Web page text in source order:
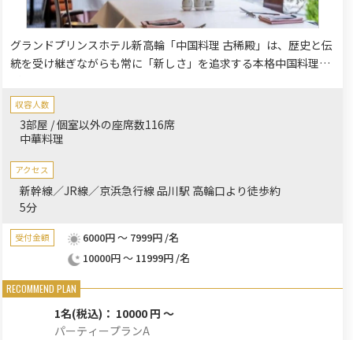
グランドプリンスホテル新高輪「中国料理 古稀殿」は、歴史と伝
統を受け継ぎながらも常に「新しさ」を追求する本格中国料理を
収容人数
3部屋 / 個室以外の座席数116席
中華料理
アクセス
新幹線／JR線／京浜急行線 品川駅 高輪口より徒歩約
5分
受付金額
6000円 ～ 7999円 /名
10000円 ～ 11999円 /名
1名(税込)： 10000 円 ～
パーティープランA